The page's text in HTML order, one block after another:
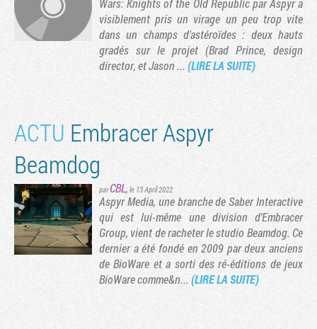
Wars: Knights of the Old Republic par Aspyr a
visiblement pris un virage un peu trop vite
dans un champs d'astéroïdes : deux hauts
gradés sur le projet (Brad Prince, design
director, et Jason ...(LIRE LA SUITE)
ACTU Embracer Aspyr
Beamdog
parCBL, le 13 April 2022
Aspyr Media, une branche de Saber Interactive
qui est lui-même une division d'Embracer
Group, vient de racheter le studio Beamdog. Ce
dernier a été fondé en 2009 par deux anciens
de BioWare et a sorti des ré-éditions de jeux
BioWare comme&n... (LIRE LA SUITE)